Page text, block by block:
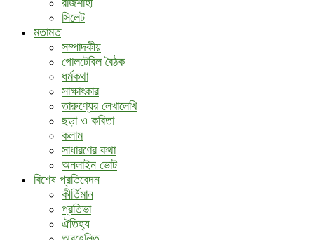
সিলেট
মতামত
সম্পাদকীয়
গোলটেবিল বৈঠক
ধর্মকথা
সাক্ষাৎকার
তারুণ্যের লেখালেখি
ছড়া ও কবিতা
কলাম
সাধারণের কথা
অনলাইন ভোট
বিশেষ প্রতিবেদন
কীর্তিমান
প্রতিভা
ঐতিহ্য